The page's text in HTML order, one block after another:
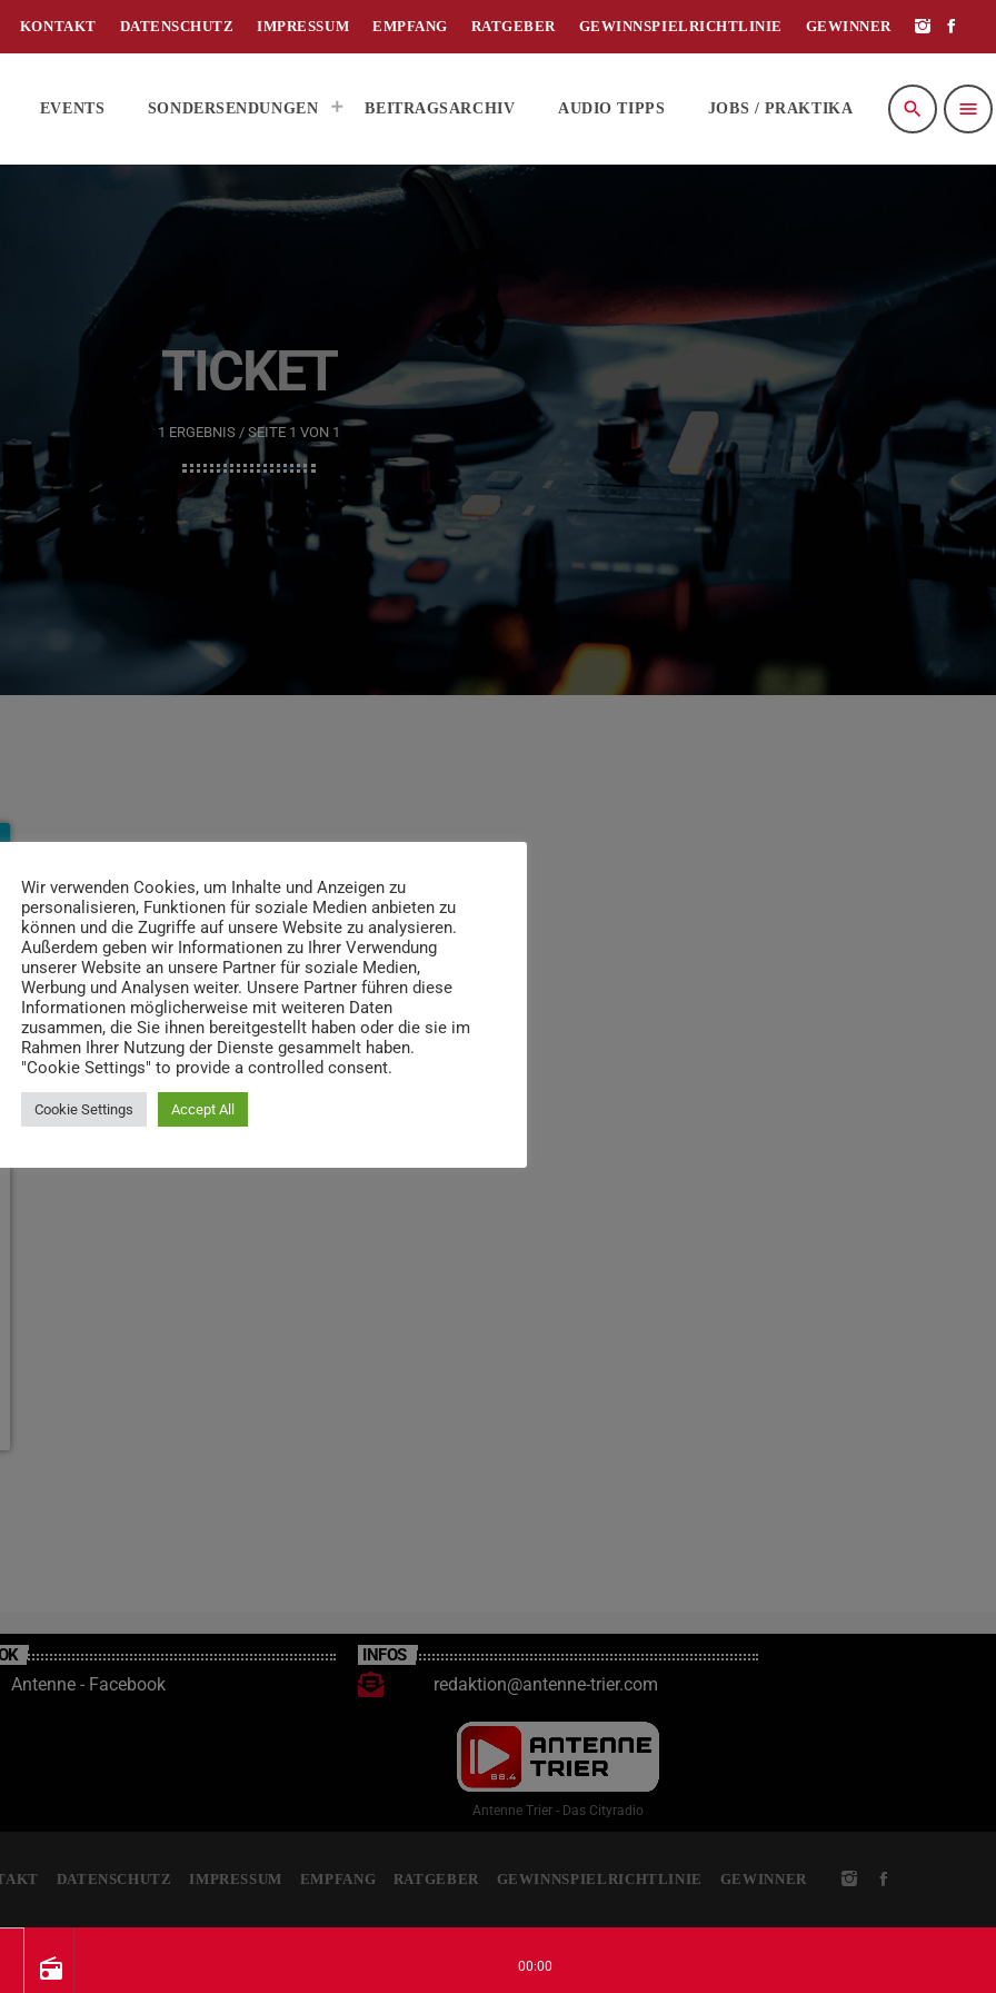
radio 00:00
KONTAKT DATENSCHUTZ IMPRESSUM EMPFANG RATGEBER GEWINNSPIELRICHTLINIE GEWINNER
EVENTS SONDERSENDUNGEN BEITRAGSARCHIV AUDIO TIPPS JOBS / PRAKTIKA search menu
TICKET
1 ERGEBNIS / SEITE 1 VON 1
Antenne - Facebook
INFOS
redaktion@antenne-trier.com
Antenne Trier - Das Cityradio
DATENSCHUTZ IMPRESSUM EMPFANG RATGEBER GEWINNSPIELRICHTLINIE GEWINNER
Wir verwenden Cookies, um Inhalte und Anzeigen zu
personalisieren, Funktionen für soziale Medien anbieten zu
können und die Zugriffe auf unsere Website zu analysieren.
Außerdem geben wir Informationen zu Ihrer Verwendung
unserer Website an unsere Partner für soziale Medien,
Werbung und Analysen weiter. Unsere Partner führen diese
Informationen möglicherweise mit weiteren Daten
zusammen, die Sie ihnen bereitgestellt haben oder die sie im
Rahmen Ihrer Nutzung der Dienste gesammelt haben.
"Cookie Settings" to provide a controlled consent.
Cookie Settings Accept All